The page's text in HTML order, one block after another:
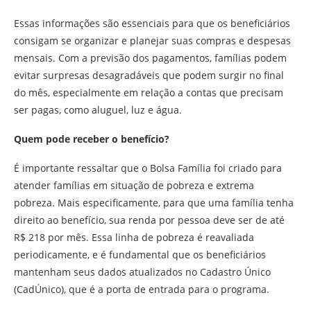
Essas informações são essenciais para que os beneficiários
consigam se organizar e planejar suas compras e despesas
mensais. Com a previsão dos pagamentos, famílias podem
evitar surpresas desagradáveis que podem surgir no final
do mês, especialmente em relação a contas que precisam
ser pagas, como aluguel, luz e água.
Quem pode receber o benefício?
É importante ressaltar que o Bolsa Família foi criado para
atender famílias em situação de pobreza e extrema
pobreza. Mais especificamente, para que uma família tenha
direito ao benefício, sua renda por pessoa deve ser de até
R$ 218 por mês. Essa linha de pobreza é reavaliada
periodicamente, e é fundamental que os beneficiários
mantenham seus dados atualizados no Cadastro Único
(CadÚnico), que é a porta de entrada para o programa.